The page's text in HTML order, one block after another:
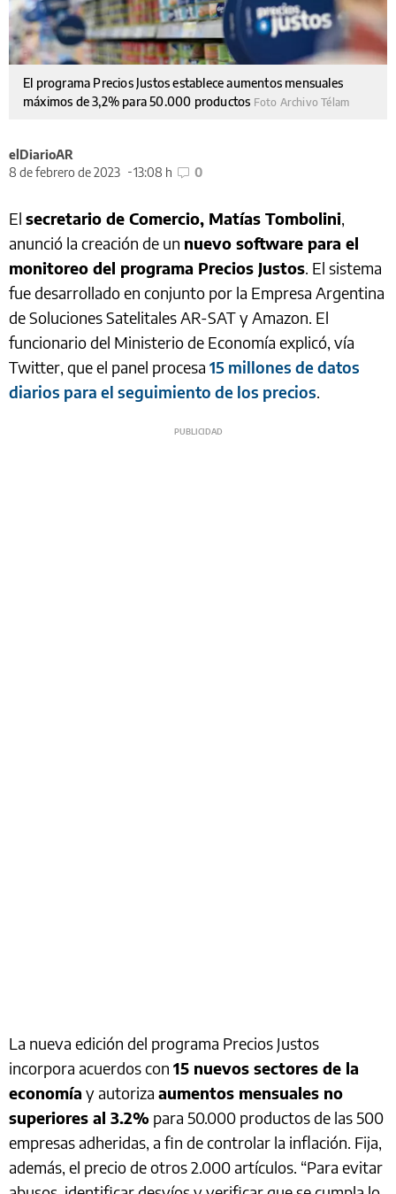
El programa Precios Justos establece aumentos mensuales
máximos de 3,2% para 50.000 productos Foto Archivo Télam
elDiarioAR
8 de febrero de 2023
13:08 h 0
El secretario de Comercio, Matías Tombolini,
anunció la creación de un nuevo software para el
monitoreo del programa Precios Justos. El sistema
fue desarrollado en conjunto por la Empresa Argentina
de Soluciones Satelitales AR-SAT y Amazon. El
funcionario del Ministerio de Economía explicó, vía
Twitter, que el panel procesa 15 millones de datos
diarios para el seguimiento de los precios.
La nueva edición del programa Precios Justos
incorpora acuerdos con 15 nuevos sectores de la
economía y autoriza aumentos mensuales no
superiores al 3.2% para 50.000 productos de las 500
empresas adheridas, a fin de controlar la inflación. Fija,
además, el precio de otros 2.000 artículos. “Para evitar